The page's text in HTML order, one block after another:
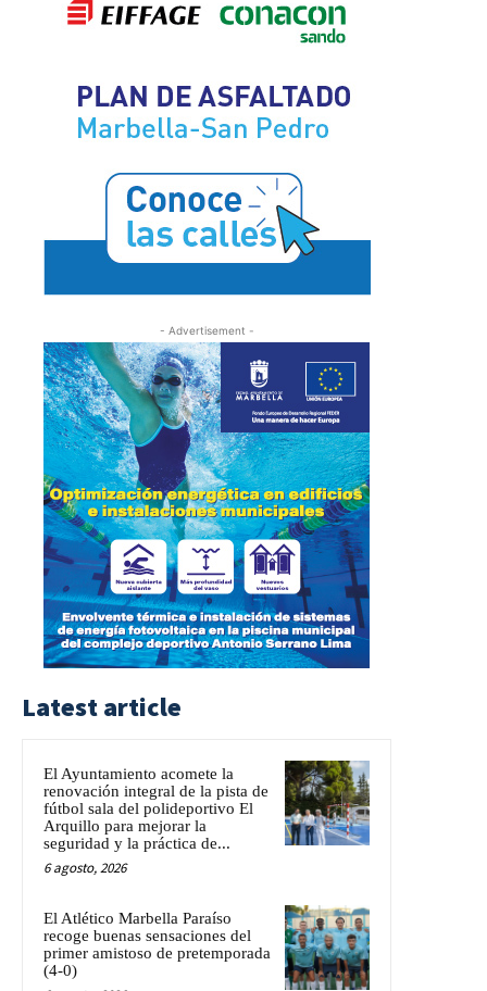
- Advertisement -
Latest article
El Ayuntamiento acomete la
renovación integral de la pista de
fútbol sala del polideportivo El
Arquillo para mejorar la
seguridad y la práctica de...
6 agosto, 2026
El Atlético Marbella Paraíso
recoge buenas sensaciones del
primer amistoso de pretemporada
(4-0)